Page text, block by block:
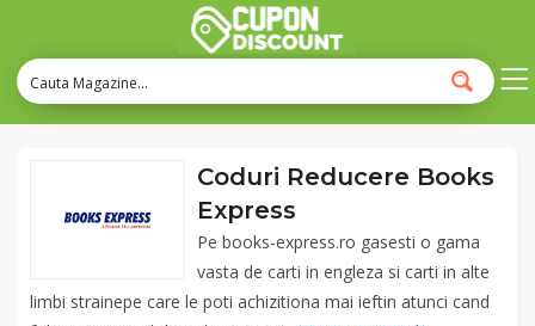
Coduri Reducere Books
Express
Pe books-express.ro gasesti o gama
vasta de carti in engleza si carti in alte
limbi strainepe care le poti achizitiona mai ieftin atunci cand